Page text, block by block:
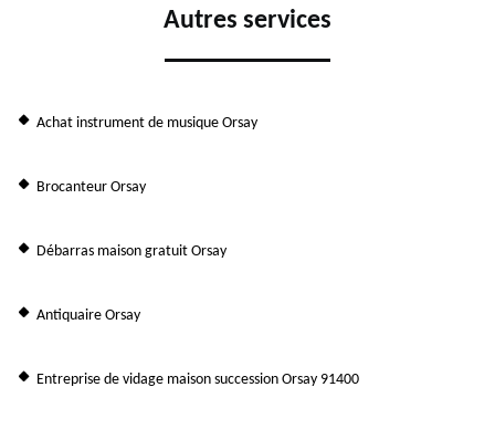
Autres services
Achat instrument de musique Orsay
Brocanteur Orsay
Débarras maison gratuit Orsay
Antiquaire Orsay
Entreprise de vidage maison succession Orsay 91400